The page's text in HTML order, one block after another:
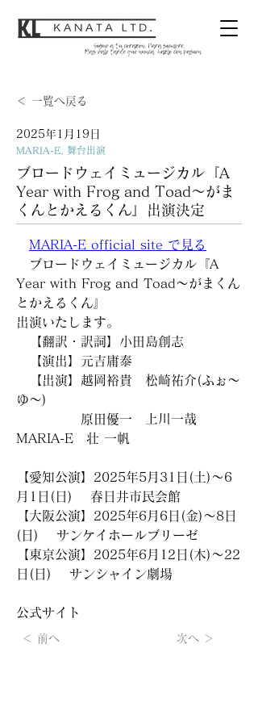
＜ 一覧へ戻る
2025年1月19日
MARIA-E, 舞台出演
ブロードウェイミュージカル『A
Year with Frog and Toad〜がま
くんとかえるくん』出演決定
MARIA-E official site で見る
ブロードウェイミュージカル『A
Year with Frog and Toad〜がまくん
とかえるくん』
出演いたします。
【翻訳・訳詞】小田島創志
【演出】元吉庸泰
【出演】越岡裕貴　松崎祐介(ふぉ～
ゆ～)
原田優一　上川一哉
MARIA-E　壮 一帆
【愛知公演】2025年5月31日(土)～6
月1日(日)　 春日井市民会館
【大阪公演】2025年6月6日(金)～8日
(日)　 サンケイホールブリーゼ
【東京公演】2025年6月12日(木)～22
日(日)　 サンシャイン劇場
公式サイト
＜ 前へ 次へ ＞